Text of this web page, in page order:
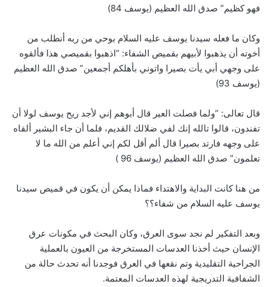
فهو كظيم” صدق الله العظيم (يوسف 84)
وكان ما فعله سيدنا يوسف عليه السلام بوحي من ربه أنطلب من
أخوته أن يذهبوا لأبيهم بقميص الشفاء: “اذهبوا بقميصي هذا فألقوه
على وجهي أبي يأت بصيرا واتوني بأهلكم أجمعين” صدق الله العظيم
(يوسف 93)
قال تعالى: “ولما فصلت العير قال أبوهم إني لأجد ريح يوسف لولا أن
تفندون، قالوا تالله إنك لفي ضلالك القديم، فلما أن جاء البشير ألقاه
على وجهه فارتد بصيرا قال ألم أقل لكم إني أعلم من الله ما لا
تعلمون” صدق الله العظيم (يوسف 96 )
من هنا كانت البداية والاهتداء فماذا يمكن أن يكون في قميص سيدنا
يوسف عليه السلام من شفاء؟؟
وبعد التفكير لم نجد سوى العرق، وكان البحث في مكونات عرق
الإنسان حيث أخذنا العدسات المستخرجة من العيون بالعملية
الجراحية التقليدية وتم نقعها في العرق فوجدنا أنه تحدث حالة من
الشفافية التدريجية لهذه العدسات المعتمة.